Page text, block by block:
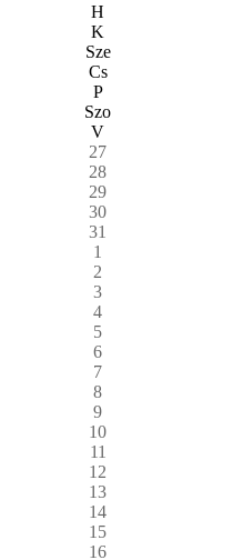
H
K
Sze
Cs
P
Szo
V
27
28
29
30
31
1
2
3
4
5
6
7
8
9
10
11
12
13
14
15
16